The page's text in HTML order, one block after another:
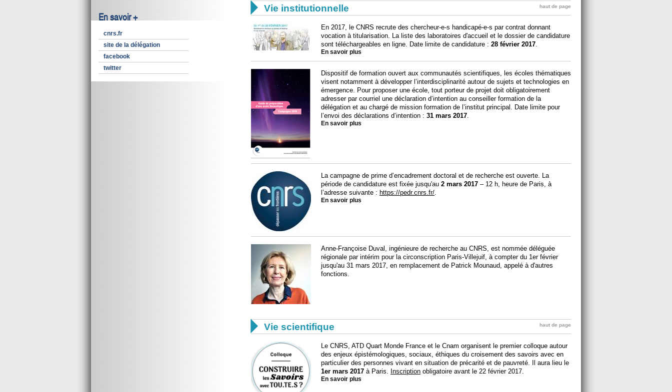
En savoir +
cnrs.fr
site de la délégation
facebook
twitter
 Vie institutionnelle haut de page
En 2017, le CNRS recrute des chercheur-e-s handicapé-e-s par contrat donnant
vocation à titularisation. La liste des laboratoires d'accueil et le dossier de candidature
sont téléchargeables en ligne. Date limite de candidature : 28 février 2017.
En savoir plus
Dispositif de formation ouvert aux communautés scientifiques, les écoles thématiques
visent notamment à développer l’interdisciplinarité autour de sujets et technologies en
émergence. Pour proposer une école, tout porteur de projet doit obligatoirement
adresser par courriel une déclaration d’intention au conseiller formation de la
délégation et au chargé de mission formation de l’institut principal. Date limite pour
l’envoi des déclarations d’intention : 31 mars 2017.
En savoir plus
La campagne de prime d’encadrement doctoral et de recherche est ouverte. La
période de candidature est fixée jusqu'au 2 mars 2017 – 12 h, heure de Paris, à
l’adresse suivante : https://pedr.cnrs.fr/.
En savoir plus
Anne-Françoise Duval, ingénieure de recherche au CNRS, est nommée déléguée
régionale par intérim pour la circonscription Paris-Villejuif, à compter du 1er février
jusqu'au 31 mars 2017, en remplacement de Patrick Mounaud, appelé à d'autres
fonctions.
 Vie scientifique haut de page
Le CNRS, ATD Quart Monde France et le Cnam organisent le premier colloque autour
des enjeux épistémologiques, sociaux, éthiques du croisement des savoirs avec en
particulier des personnes vivant en situation de précarité et de pauvreté. Il aura lieu le
1er mars 2017 à Paris. Inscription obligatoire avant le 22 février 2017.
En savoir plus